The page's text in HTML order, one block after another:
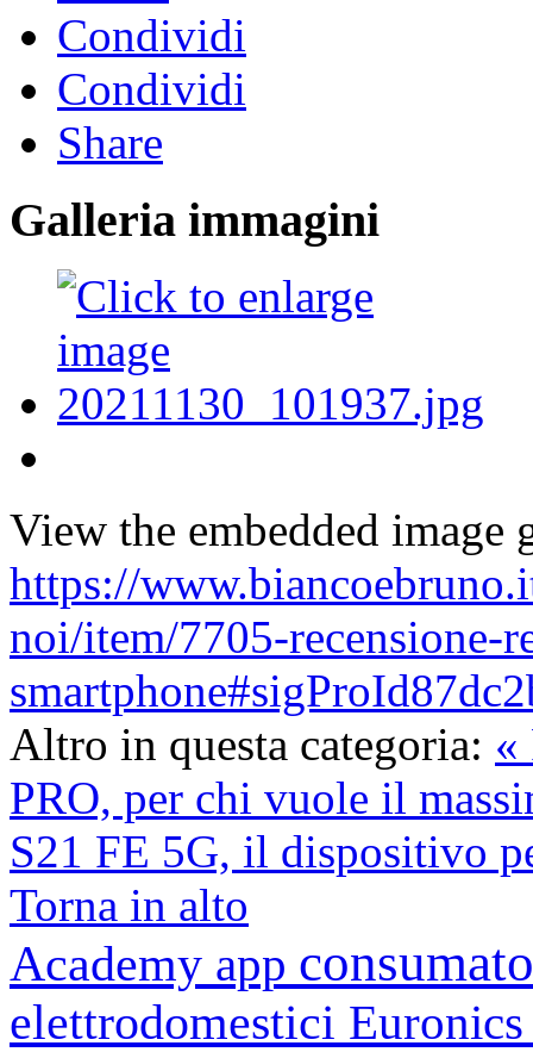
Condividi
Condividi
Share
Galleria immagini
View the embedded image
https://
noi/item/7705-
Altro in questa categoria: «
PRO, per chi vuole il
S21 FE 5G, il dispositivo
Torna in alto
Academy app
elettrodomestici